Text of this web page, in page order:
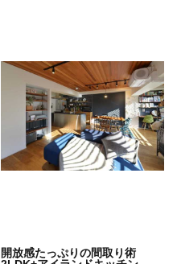
開放感たっぷりの間取り術